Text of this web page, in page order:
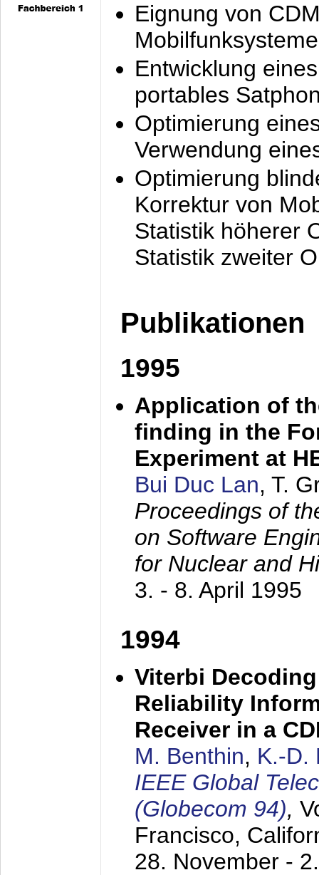
Eignung von
Mobilfunksysteme
Entwicklung
portables
Optimierung
Verwendung
Optimierung
Korrektur von
Statistik höherer
Statistik zweiter
Publikationen
1995
Application of
finding in the
Experiment at
Bui Duc Lan, T.
Proceedings of
on Software
for Nuclear and
3. - 8. April 1995
1994
Viterbi
Reliability
Receiver in a
M. Benthin, K.-D.
IEEE Global
(Globecom 94),
Francisco,
28. November -